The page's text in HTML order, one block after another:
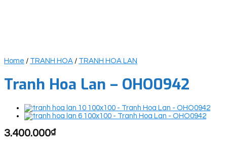
Home / TRANH HOA / TRANH HOA LAN
Tranh Hoa Lan – OHO0942
3.400.000₫